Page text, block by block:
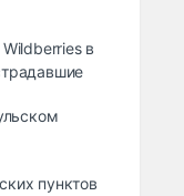
в
пунктов